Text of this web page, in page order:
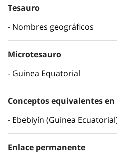
Tesauro
Nombres geográficos
Microtesauro
Guinea Equatorial
Conceptos equivalentes
Ebebiyín (Guinea
Enlace permanente